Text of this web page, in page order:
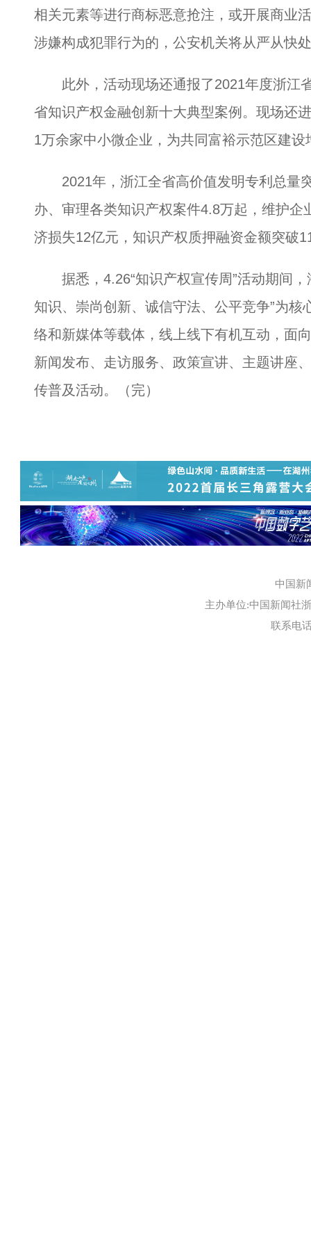
相关元素等进行商标恶意抢注，或开展商业
涉嫌构成犯罪行为的，公安机关将从严从快
此外，活动现场还通报了2021年度浙江
省知识产权金融创新十大典型案例。现场还
1万余家中小微企业，为共同富裕示范区建设
2021年，浙江全省高价值发明专利总量
办、审理各类知识产权案件4.8万起，维护
济损失12亿元，知识产权质押融资金额突破
据悉，4.26“知识产权宣传周”活动期间，
知识、崇尚创新、诚信守法、公平竞争”为
络和新媒体等载体，线上线下有机互动，面
新闻发布、走访服务、政策宣讲、主题讲座
传普及活动。（完）
中国新
主办单位:中国新闻社
联系电